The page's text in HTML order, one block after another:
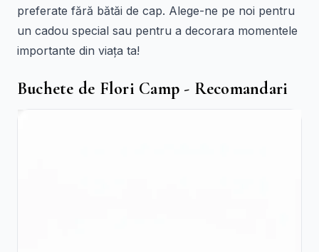
preferate fără bătăi de cap. Alege-ne pe noi pentru
un cadou special sau pentru a decorara momentele
importante din viața ta!
Buchete de Flori Camp - Recomandari